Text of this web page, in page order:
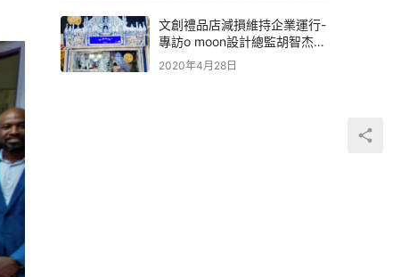
文創禮品店減損維持企業運行-
專訪o moon設計總監胡智杰先
生
2020年4月28日